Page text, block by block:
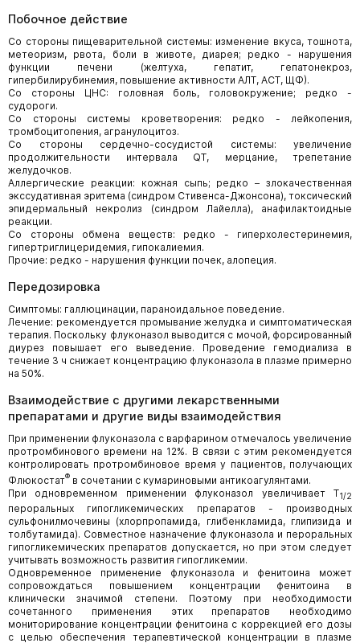
Побочное действие
Со стороны пищеварительной системы: изменение вкуса, тошнота,
метеоризм, рвота, боли в животе, диарея; редко - нарушения
функции печени (желтуха, гепатит, гепатонекроз,
гипербилирубинемия, повышение активности АЛТ, АСТ, ЩФ).
Со стороны ЦНС: головная боль, головокружение; редко -
судороги.
Со стороны системы кроветворения: редко - лейкопения,
тромбоцитопения, агранулоцитоз.
Со стороны сердечно-сосудистой системы: увеличение
продолжительности интервала QT, мерцание, трепетание
желудочков.
Аллергические реакции: кожная сыпь; редко – злокачественная
экссудативная эритема (синдром Стивенса-Джонсона), токсический
эпидермальный некролиз (синдром Лайелла), анафилактоидные
реакции.
Со стороны обмена веществ: редко - гиперхолестеринемия,
гипертриглицеридемия, гипокалиемия.
Прочие: редко - нарушения функции почек, алопеция.
Передозировка
Симптомы: галлюцинации, параноидальное поведение.
Лечение: рекомендуется промывание желудка и симптоматическая
терапия. Поскольку флуконазол выводится с мочой, форсированный
диурез повышает его выведение. Проведение гемодиализа в
течение 3 ч снижает концентрацию флуконазола в плазме примерно
на 50%.
Взаимодействие с другими лекарственными
препаратами и другие виды взаимодействия
При применении флуконазола с варфарином отмечалось увеличение
протромбинового времени на 12%. В связи с этим рекомендуется
контролировать протромбиновое время у пациентов, получающих
Флюкостат® в сочетании с кумариновыми антикоагулянтами.
При одновременном применении флуконазол увеличивает T1/2
пероральных гипогликемических препаратов - производных
сульфонилмочевины (хлорпропамида, глибенкламида, глипизида и
толбутамида). Совместное назначение флуконазола и пероральных
гипогликемических препаратов допускается, но при этом следует
учитывать возможность развития гипогликемии.
Одновременное применение флуконазола и фенитоина может
сопровождаться повышением концентрации фенитоина в
клинически значимой степени. Поэтому при необходимости
сочетанного применения этих препаратов необходимо
мониторирование концентрации фенитоина с коррекцией его дозы
с целью обеспечения терапевтической концентрации в плазме